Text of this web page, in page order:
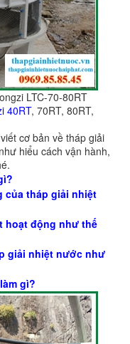
LTC-70-80RT
40RT, 70RT, 80RT,
cơ bản về tháp giải
hiểu cách vận hành,
của tháp giải nhiệt
hoạt động như thế
giải nhiệt nước như
gì?